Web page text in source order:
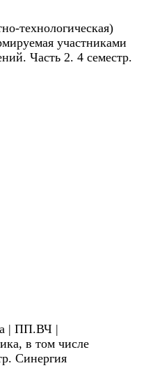
технологическая)
участниками
Часть 2. 4 семестр.
| ПП.ВЧ |
в том числе
Синергия